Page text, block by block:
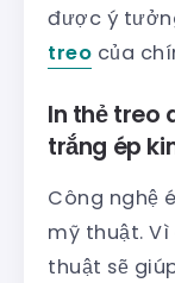
được ý
treo của
In thẻ treo
trắng ép
Công nghệ
mỹ thuật.
thuật sẽ